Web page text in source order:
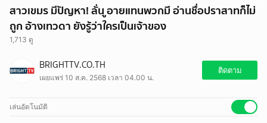
สาวเขมร มีปัญหา! ลั่น ูอายแทนพวกมึ อ่านชื่อปราสาทก็ไม่
ถูก อ้างเทวดา ยังรู้ว่าใครเป็นเจ้าของ
1,713 ดู
BRIGHTTV.CO.TH
เผยแพร่ 10 ส.ค. 2568 เวลา 04.00 น.
ติดตาม
เล่นอัตโนมัติ